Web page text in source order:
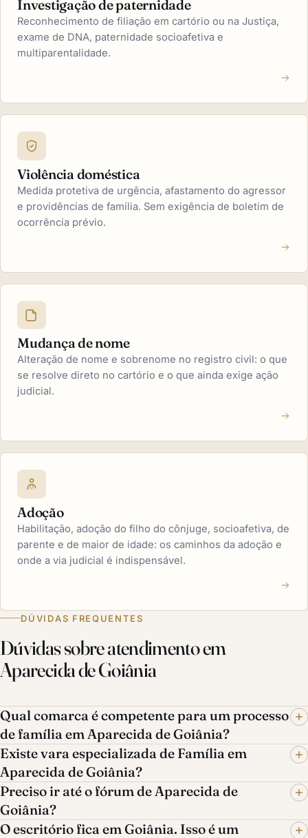
Investigação de paternidade
Reconhecimento de filiação em cartório ou na Justiça,
exame de DNA, paternidade socioafetiva e
multiparentalidade.
Violência doméstica
Medida protetiva de urgência, afastamento do agressor
e providências de família. Sem exigência de boletim de
ocorrência prévio.
Mudança de nome
Alteração de nome e sobrenome no registro civil: o que
se resolve direto no cartório e o que ainda exige ação
judicial.
Adoção
Habilitação, adoção do filho do cônjuge, socioafetiva, de
parente e de maior de idade: os caminhos da adoção e
onde a via judicial é indispensável.
DÚVIDAS FREQUENTES
Dúvidas sobre atendimento em
Aparecida de Goiânia
Qual comarca é competente para um processo
de família em Aparecida de Goiânia?
Existe vara especializada de Família em
Aparecida de Goiânia?
Preciso ir até o fórum de Aparecida de
Goiânia?
O escritório fica em Goiânia. Isso é um